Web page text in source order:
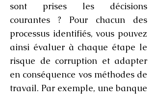
sont prises les décisions
courantes ? Pour chacun des
processus identifiés, vous pouvez
ainsi évaluer à chaque étape le
risque de corruption et adapter
en conséquence vos méthodes de
travail. Par exemple, une banque